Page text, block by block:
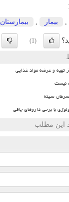
, بیمار , بیمارستان
(1)
تهیه و عرضه مواد غذایی
نیست
سینه
با برخی داروهای چاقی
این مطلب